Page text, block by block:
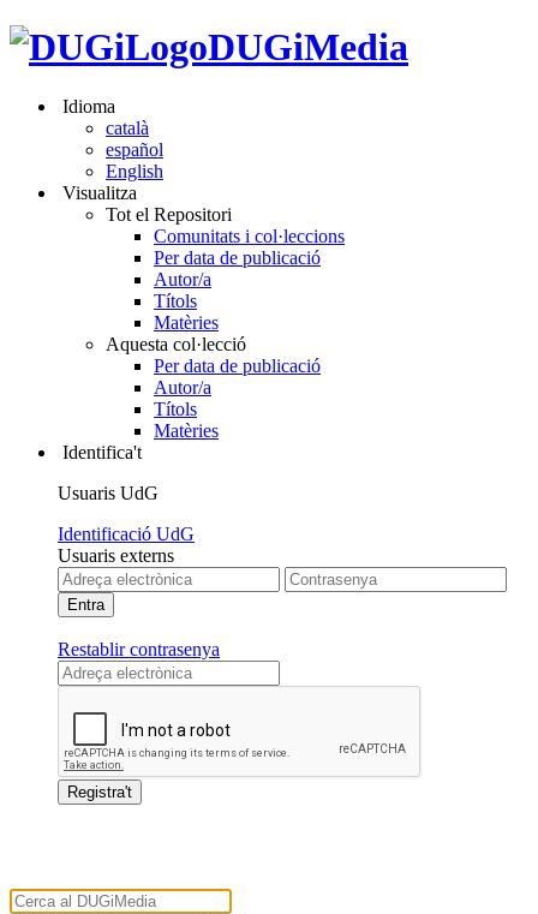
DUGiMedia
Idioma
català
español
English
Visualitza
Tot el Repositori
Comunitats i col·leccions
Per data de publicació
Autor/a
Títols
Matèries
Aquesta col·lecció
Per data de publicació
Autor/a
Títols
Matèries
Identifica't
Usuaris UdG
Identificació UdG
Usuaris externs
Restablir contrasenya